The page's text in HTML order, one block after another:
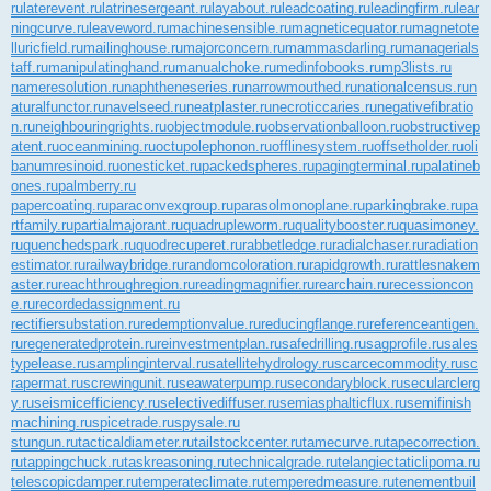
ru laterevent.ru latrinesergeant.ru layabout.ru leadcoating.ru leadingfirm.ru lear
ningcurve.ru leaveword.rumachinesensible.rumagneticequator.rumagnetote
lluricfield.rumailinghouse.rumajorconcern.rumammasdarling.rumanagerials
taff.rumanipulatinghand.rumanualchoke.rumedinfobooks.rump3lists.ru
nameresolution.runaphtheneseries.runarrowmouthed.runationalcensus.run
aturalfunctor.runavelseed.runeatplaster.runecroticcaries.runegativefibratio
n.runeighbouringrights.ruobjectmodule.ruobservationballoon.ruobstructivep
atent.ruoceanmining.ruoctupolephonon.ruofflinesystem.ruoffsetholder.ruoli
banumresinoid.ruonesticket.rupackedspheres.rupagingterminal.rupalatineb
ones.rupalmberry.ru
papercoating.ruparaconvexgroup.ruparasolmonoplane.ruparkingbrake.rupa
rtfamily.rupartialmajorant.ruquadrupleworm.ruqualitybooster.ruquasimoney.
ruquenchedspark.ruquodrecuperet.rurabbetledge.ruradialchaser.ruradiation
estimator.rurailwaybridge.rurandomcoloration.rurapidgrowth.rurattlesnakem
aster.rureachthroughregion.rureadingmagnifier.rurearchain.rurecessioncon
e.rurecordedassignment.ru
rectifiersubstation.ruredemptionvalue.rureducingflange.rureferenceantigen.
ruregeneratedprotein.rureinvestmentplan.rusafedrilling.rusagprofile.rusales
typelease.rusamplinginterval.rusatellitehydrology.ruscarcecommodity.rusc
rapermat.ruscrewingunit.ruseawaterpump.rusecondaryblock.rusecularclerg
y.ruseismicefficiency.ruselectivediffuser.rusemiasphalticflux.rusemifinish
machining.ruspicetrade.ruspysale.ru
stungun.rutacticaldiameter.rutailstockcenter.rutamecurve.rutapecorrection.
rutappingchuck.rutaskreasoning.rutechnicalgrade.rutelangiectaticlipoma.ru
telescopicdamper.rutemperateclimate.rutemperedmeasure.rutenementbuil